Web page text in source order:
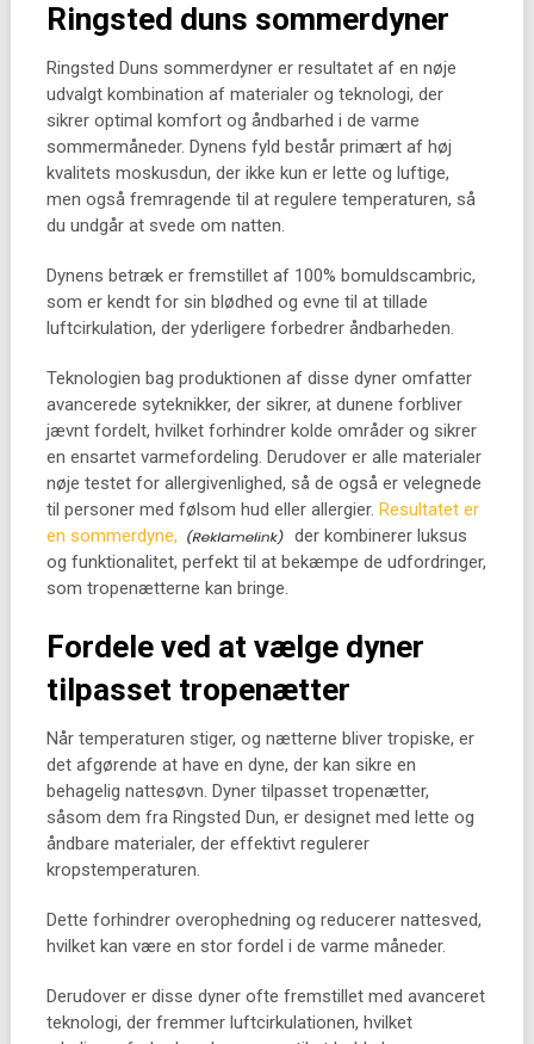
Ringsted duns sommerdyner
Ringsted Duns sommerdyner er resultatet af en nøje
udvalgt kombination af materialer og teknologi, der
sikrer optimal komfort og åndbarhed i de varme
sommermåneder. Dynens fyld består primært af høj
kvalitets moskusdun, der ikke kun er lette og luftige,
men også fremragende til at regulere temperaturen, så
du undgår at svede om natten.
Dynens betræk er fremstillet af 100% bomuldscambric,
som er kendt for sin blødhed og evne til at tillade
luftcirkulation, der yderligere forbedrer åndbarheden.
Teknologien bag produktionen af disse dyner omfatter
avancerede syteknikker, der sikrer, at dunene forbliver
jævnt fordelt, hvilket forhindrer kolde områder og sikrer
en ensartet varmefordeling. Derudover er alle materialer
nøje testet for allergivenlighed, så de også er velegnede
til personer med følsom hud eller allergier. Resultatet er
en sommerdyne,
der kombinerer luksus
og funktionalitet, perfekt til at bekæmpe de udfordringer,
som tropenætterne kan bringe.
Fordele ved at vælge dyner
tilpasset tropenætter
Når temperaturen stiger, og nætterne bliver tropiske, er
det afgørende at have en dyne, der kan sikre en
behagelig nattesøvn. Dyner tilpasset tropenætter,
såsom dem fra Ringsted Dun, er designet med lette og
åndbare materialer, der effektivt regulerer
kropstemperaturen.
Dette forhindrer overophedning og reducerer nattesved,
hvilket kan være en stor fordel i de varme måneder.
Derudover er disse dyner ofte fremstillet med avanceret
teknologi, der fremmer luftcirkulationen, hvilket